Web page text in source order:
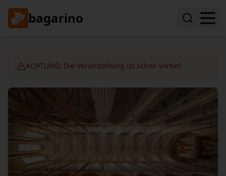
bagarino
ACHTUNG: Die Veranstaltung ist schon vorbei!